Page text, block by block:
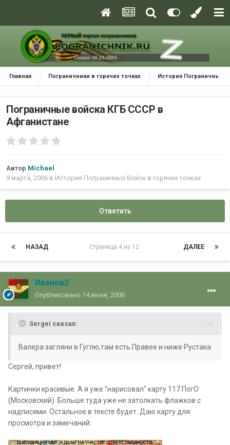
Главная Пограничники в горячих точках История Пограничных
Пограничные войска КГБ СССР в
Афганистане
Автор Michael
9 марта, 2006 в История Пограничных Войск в горячих точках
Ответить
НАЗАД ДАЛЕЕ
Страница 4 из 12
Иванов2
Опубликовано 14 июня, 2006
Sergei сказал:
Валера загляни в Гуглю,там есть.Правее и ниже Рустака
Сергей, привет!
Картинки красивые. А я уже "нарисовал" карту 117 ПогО
(Московский). Больше туда уже не затолкать флажков с
надписями. Остальное в тексте будет. Даю карту для
просмотра и замечаний: